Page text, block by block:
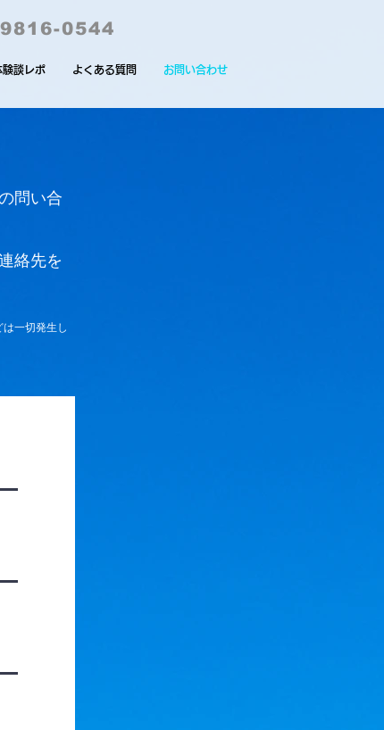
0544
験談レポ よくある質問 お問い合わせ
問い合
絡先を
一切発生し